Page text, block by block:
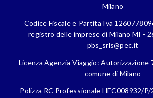
Milano
Codice Fiscale e Partita Iva
registro delle imprese di Milano MI -
pbs_srls@pec.it
Licenza Agenzia Viaggio: Autorizzazione
comune di Milano
Polizza RC Professionale HEC008932/P/